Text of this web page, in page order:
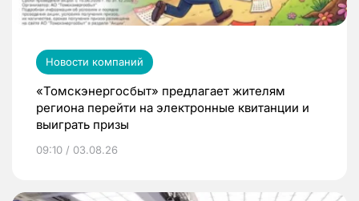
Новости компаний
«Томскэнергосбыт» предлагает жителям
региона перейти на электронные квитанции и
выиграть призы
09:10 / 03.08.26